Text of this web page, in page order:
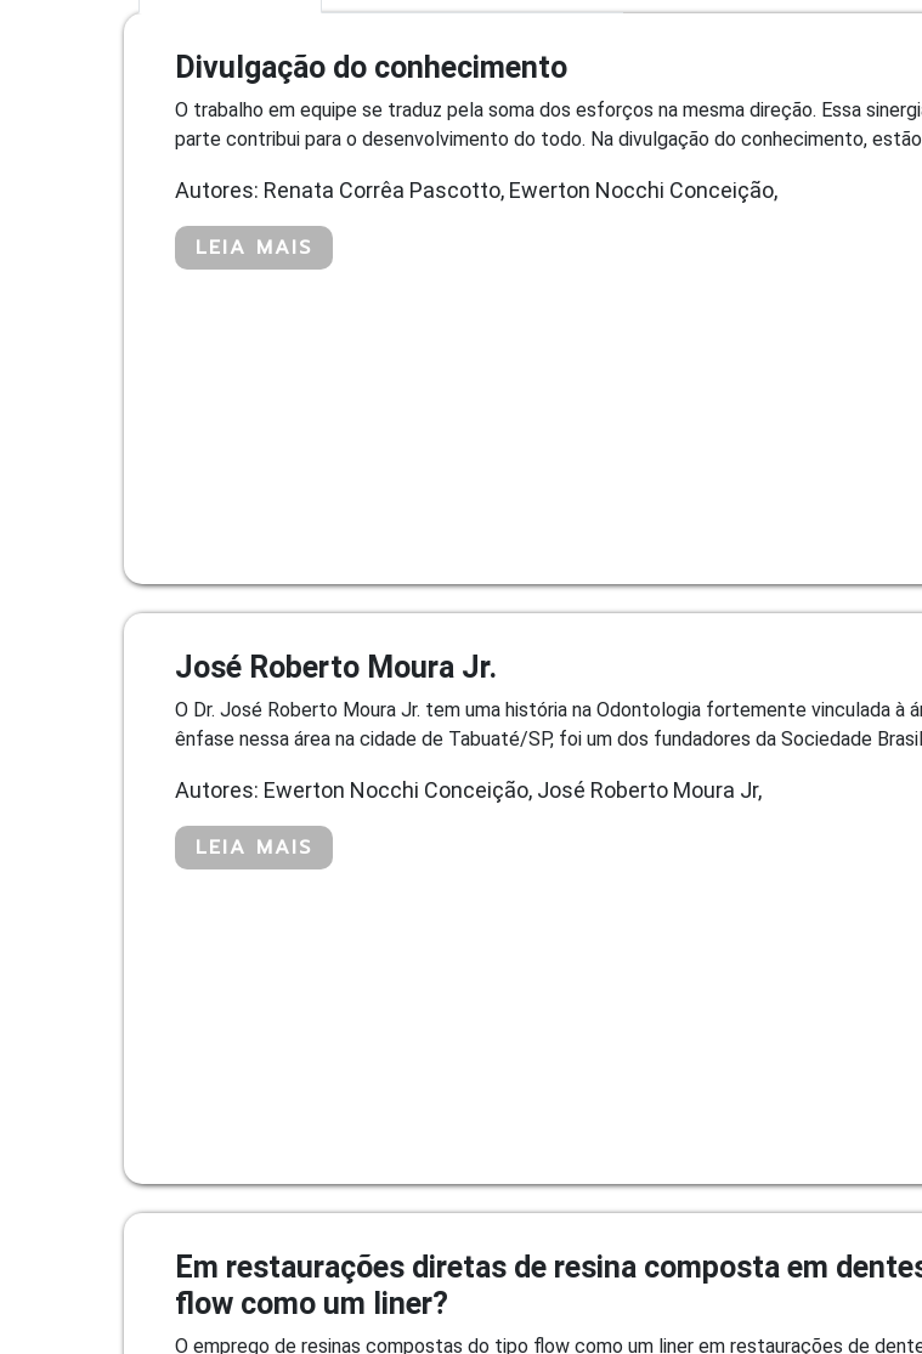
Divulgação do conhecimento
O trabalho em equipe se traduz pela soma dos esforços na mesma direção. Essa
parte contribui para o desenvolvimento do todo. Na divulgação do conhecimento,
Autores: Renata Corrêa Pascotto, Ewerton Nocchi Conceição,
LEIA MAIS
José Roberto Moura Jr.
O Dr. José Roberto Moura Jr. tem uma história na Odontologia fortemente vinculada
ênfase nessa área na cidade de Tabuaté/SP, foi um dos fundadores da Sociedade
Autores: Ewerton Nocchi Conceição, José Roberto Moura Jr,
LEIA MAIS
Em restaurações diretas de resina composta em
flow como um liner?
O emprego de resinas compostas do tipo flow como um liner em restaurações de